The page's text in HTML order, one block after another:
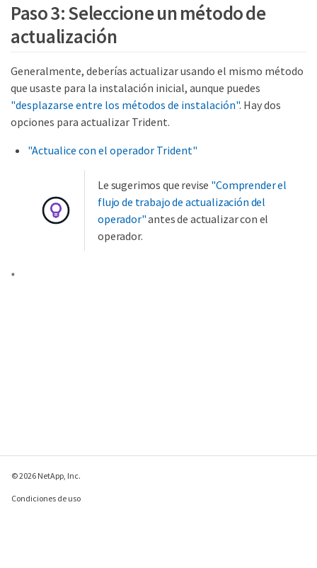
Paso 3: Seleccione un método de
actualización
Generalmente, deberías actualizar usando el mismo método
que usaste para la instalación inicial, aunque puedes
"desplazarse entre los métodos de instalación". Hay dos
opciones para actualizar Trident.
"Actualice con el operador Trident"
Le sugerimos que revise "Comprender el
flujo de trabajo de actualización del
operador"antes de actualizar con el
operador.
*
© 2026 NetApp, Inc.
Condiciones de uso